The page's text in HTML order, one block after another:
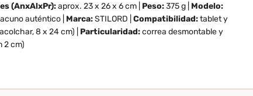
(AnxAlxPr):aprox. 23 x 26 x 6 cm | Peso:375 g | Modelo:
auténtico | Marca:STILORD | Compatibilidad:tablet y
8 x 24 cm) | Particularidad:correa desmontable y
2 cm)